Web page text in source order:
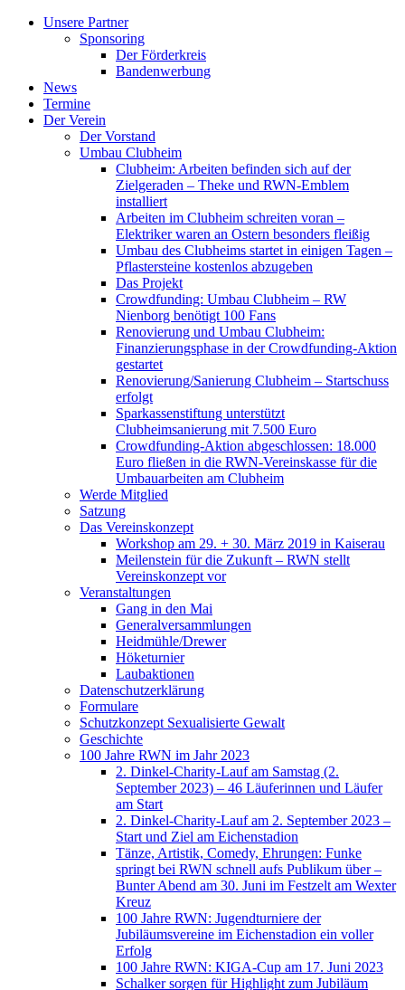
Unsere Partner
Sponsoring
Der Förderkreis
Bandenwerbung
News
Termine
Der Verein
Der Vorstand
Umbau Clubheim
Clubheim: Arbeiten befinden sich auf der
Zielgeraden – Theke und RWN-Emblem
installiert
Arbeiten im Clubheim schreiten voran –
Elektriker waren an Ostern besonders fleißig
Umbau des Clubheims startet in einigen Tagen –
Pflastersteine kostenlos abzugeben
Das Projekt
Crowdfunding: Umbau Clubheim – RW
Nienborg benötigt 100 Fans
Renovierung und Umbau Clubheim:
Finanzierungsphase in der Crowdfunding-Aktion
gestartet
Renovierung/Sanierung Clubheim – Startschuss
erfolgt
Sparkassenstiftung unterstützt
Clubheimsanierung mit 7.500 Euro
Crowdfunding-Aktion abgeschlossen: 18.000
Euro fließen in die RWN-Vereinskasse für die
Umbauarbeiten am Clubheim
Werde Mitglied
Satzung
Das Vereinskonzept
Workshop am 29. + 30. März 2019 in Kaiserau
Meilenstein für die Zukunft – RWN stellt
Vereinskonzept vor
Veranstaltungen
Gang in den Mai
Generalversammlungen
Heidmühle/Drewer
Höketurnier
Laubaktionen
Datenschutzerklärung
Formulare
Schutzkonzept Sexualisierte Gewalt
Geschichte
100 Jahre RWN im Jahr 2023
2. Dinkel-Charity-Lauf am Samstag (2.
September 2023) – 46 Läuferinnen und Läufer
am Start
2. Dinkel-Charity-Lauf am 2. September 2023 –
Start und Ziel am Eichenstadion
Tänze, Artistik, Comedy, Ehrungen: Funke
springt bei RWN schnell aufs Publikum über –
Bunter Abend am 30. Juni im Festzelt am Wexter
Kreuz
100 Jahre RWN: Jugendturniere der
Jubiläumsvereine im Eichenstadion ein voller
Erfolg
100 Jahre RWN: KIGA-Cup am 17. Juni 2023
Schalker sorgen für Highlight zum Jubiläum